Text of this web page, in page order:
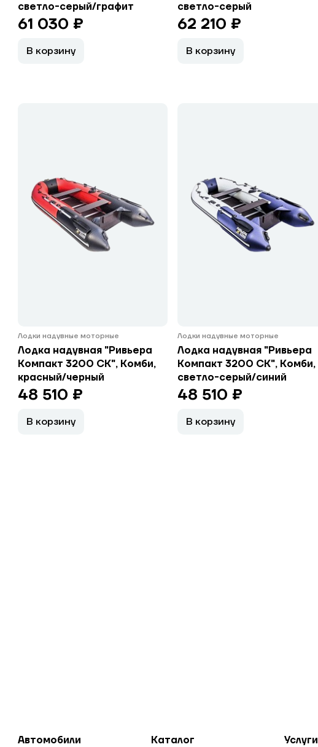
светло-серый/графит
61 030 ₽
В корзину
светло-серый
62 210 ₽
В корзину
Лодки надувные моторные
Лодка надувная "Ривьера
Компакт 3200 СК", Комби,
красный/черный
48 510 ₽
В корзину
Лодки надувные моторные
Лодка надувная "Ривьера
Компакт 3200 СК", Комби,
светло-серый/синий
48 510 ₽
В корзину
Автомобили Каталог Услуги